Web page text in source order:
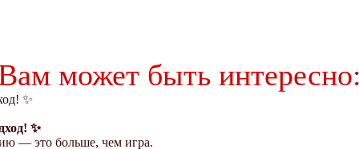
может быть
✨